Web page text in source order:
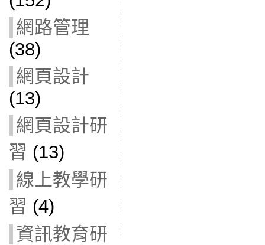
網路管理
(38)
網頁設計
(13)
網頁設計研
習 (13)
線上教學研
習 (4)
資訊教育研